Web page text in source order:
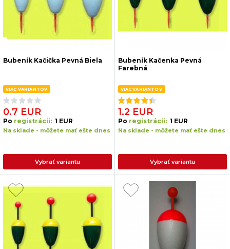
Bubeník Kačička Pevná Biela
VIAC VARIANTOV
0.7 EUR
Po registrácii: 1 EUR
Na sklade - môžete mať ešte dnes
Vybrať variantu
Bubeník Kačenka Pevná
Farebná
VIAC VARIANTOV
1.2 EUR
Po registrácii: 1 EUR
Na sklade - môžete mať ešte dnes
Vybrať variantu